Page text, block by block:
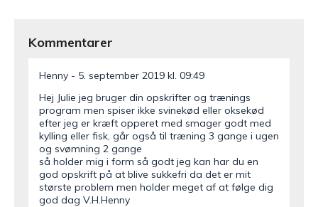
Kommentarer
Henny
5. september 2019 kl. 09:49
Hej Julie jeg bruger din opskrifter og trænings
program men spiser ikke svinekød eller oksekød
efter jeg er kræft opperet med smager godt med
kylling eller fisk, går også til træning 3 gange i ugen
og svømning 2 gange
så holder mig i form så godt jeg kan har du en
god opskrift på at blive sukkefri da det er mit
største problem men holder meget af at følge dig
god dag V.H.Henny